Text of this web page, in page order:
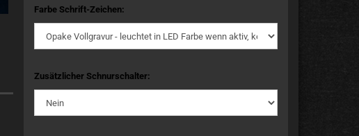
Farbe Schrift-Zeichen:
Zusätzlicher Schnurschalter: